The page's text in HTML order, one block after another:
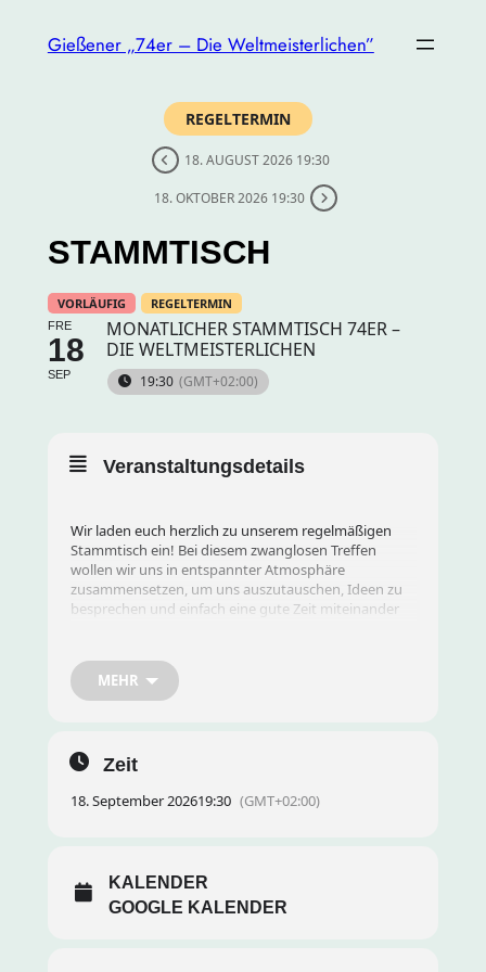
Gießener „74er – Die Weltmeisterlichen”
REGELTERMIN
18. AUGUST 2026 19:30
18. OKTOBER 2026 19:30
STAMMTISCH
VORLÄUFIG REGELTERMIN
FRE
18
SEP
MONATLICHER STAMMTISCH 74ER –
DIE WELTMEISTERLICHEN
19:30 (GMT+02:00)
Veranstaltungsdetails
Wir laden euch herzlich zu unserem regelmäßigen
Stammtisch ein! Bei diesem zwanglosen Treffen
wollen wir uns in entspannter Atmosphäre
zusammensetzen, um uns auszutauschen, Ideen zu
besprechen und einfach eine gute Zeit miteinander
Datum und Uhrzeit:
Ort:
Agenda:
Gemeinsamer Austausch und Kennenlernen
MEHR
Zeit
18. September 202619:30 (GMT+02:00)
KALENDER
GOOGLE KALENDER